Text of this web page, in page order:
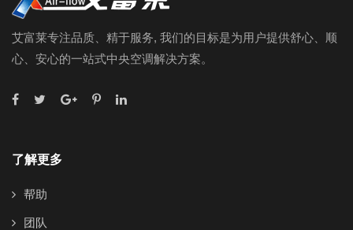
艾富莱专注品质、精于服务, 我们的目标是为用户提供舒心、顺
心、安心的一站式中央空调解决方案。
了解更多
帮助
团队